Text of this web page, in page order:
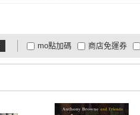
mo點加碼
大家電安心配
大家電快配
商店免運券